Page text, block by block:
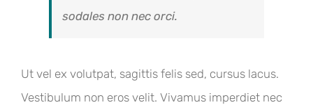
sodales non nec orci.
Ut vel ex volutpat, sagittis felis sed, cursus lacus.
Vestibulum non eros velit. Vivamus imperdiet nec